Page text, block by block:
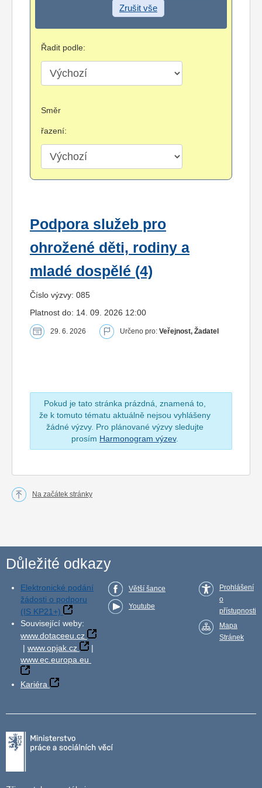
Zrušit vše
Řadit podle:
Směr
řazení:
Podpora služeb pro
ohrožené děti, rodiny a
mladé dospělé (4)
Číslo výzvy: 085
Platnost do: 14. 09. 2026 12:00
29. 6. 2026 Určeno pro: Veřejnost, Žadatel
Pokud je tato stránka prázdná, znamená to,
že k tomuto tématu aktuálně nejsou vyhlášeny
žádné výzvy. Pro plánované výzvy sledujte
prosím Harmonogram výzev.
Na začátek stránky
Důležité odkazy
Elektronické podání
žádosti o podporu
(IS KP21+)
Související weby:
www.dotaceeu.cz
| www.opjak.cz
|
www.ec.europa.eu
Kariéra
Větší šance
Youtube
Prohlášení
o
přístupnosti
Mapa
Stránek